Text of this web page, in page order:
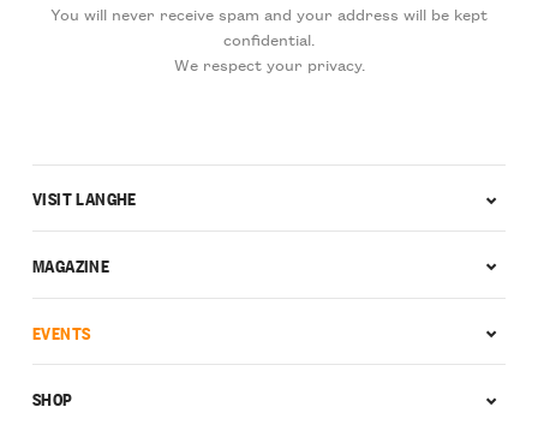
You will never receive spam and your address will be kept
confidential.
We respect your privacy.
VISIT LANGHE
MAGAZINE
EVENTS
SHOP